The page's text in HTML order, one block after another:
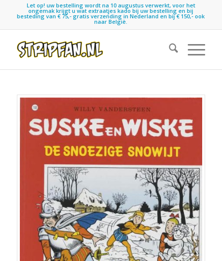
Let op! uw bestelling wordt na 10 augustus verwerkt, voor het
ongemak krijgt u wat extraatjes kado bij uw bestelling en bij
besteding van € 75,- gratis verzending in Nederland en bij € 150,- ook
naar België.